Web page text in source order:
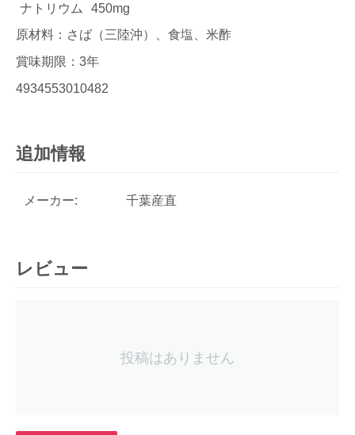
ナトリウム
450mg
原材料：さば（三陸沖）、食塩、米酢
賞味期限：3年
4934553010482
追加情報
メーカー: 千葉産直
レビュー
投稿はありません